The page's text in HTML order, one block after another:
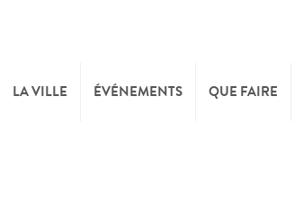
LA VILLE ÉVÉNEMENTS QUE FAIRE